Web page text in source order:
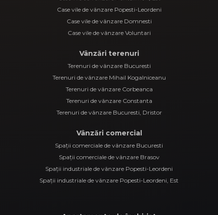
Case vile de vânzare Popesti-Leordeni
Case vile de vânzare Domnesti
Case vile de vânzare Voluntari
Vânzări terenuri
Terenuri de vânzare Bucuresti
Terenuri de vânzare Mihail Kogalniceanu
Terenuri de vânzare Corbeanca
Terenuri de vânzare Constanta
Terenuri de vânzare Bucuresti, Dristor
Vânzări comercial
Spații comerciale de vânzare Bucuresti
Spații comerciale de vânzare Brasov
Spații industriale de vânzare Popesti-Leordeni
Spații industriale de vânzare Popesti-Leordeni, Est